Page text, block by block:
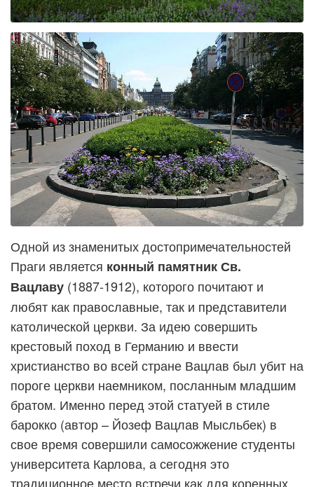
Одной из знаменитых достопримечательностей
Праги является конный памятник Св.
Вацлаву (1887-1912), которого почитают и
любят как православные, так и представители
католической церкви. За идею совершить
крестовый поход в Германию и ввести
христианство во всей стране Вацлав был убит на
пороге церкви наемником, посланным младшим
братом. Именно перед этой статуей в стиле
барокко (автор – Йозеф Вацлав Мысльбек) в
свое время совершили самосожжение студенты
университета Карлова, а сегодня это
традиционное место встречи как для коренных